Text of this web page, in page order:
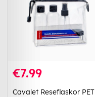
€7.99
Cavalet Reseflaskor PET